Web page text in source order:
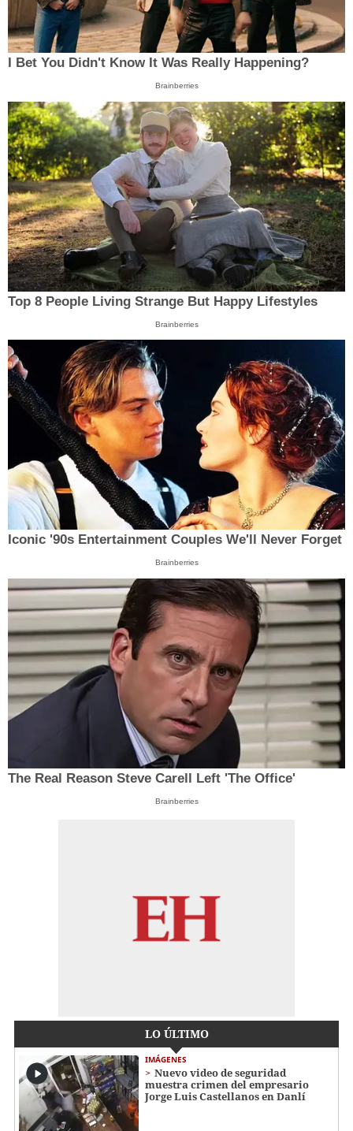
I Bet You Didn't Know It Was Really Happening?
Brainberries
Top 8 People Living Strange But Happy Lifestyles
Brainberries
Iconic '90s Entertainment Couples We'll Never Forget
Brainberries
The Real Reason Steve Carell Left 'The Office'
Brainberries
LO ÚLTIMO
IMÁGENES
Nuevo video de seguridad
muestra crimen del empresario
Jorge Luis Castellanos en Danlí